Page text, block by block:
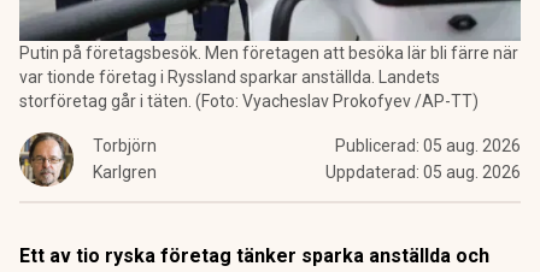
Putin på företagsbesök. Men företagen att besöka lär bli färre när
var tionde företag i Ryssland sparkar anställda. Landets
storföretag går i täten. (Foto: Vyacheslav Prokofyev /AP-TT)
Torbjörn
Karlgren
Publicerad: 05 aug. 2026
Uppdaterad: 05 aug. 2026
Ett av tio ryska företag tänker sparka anställda och